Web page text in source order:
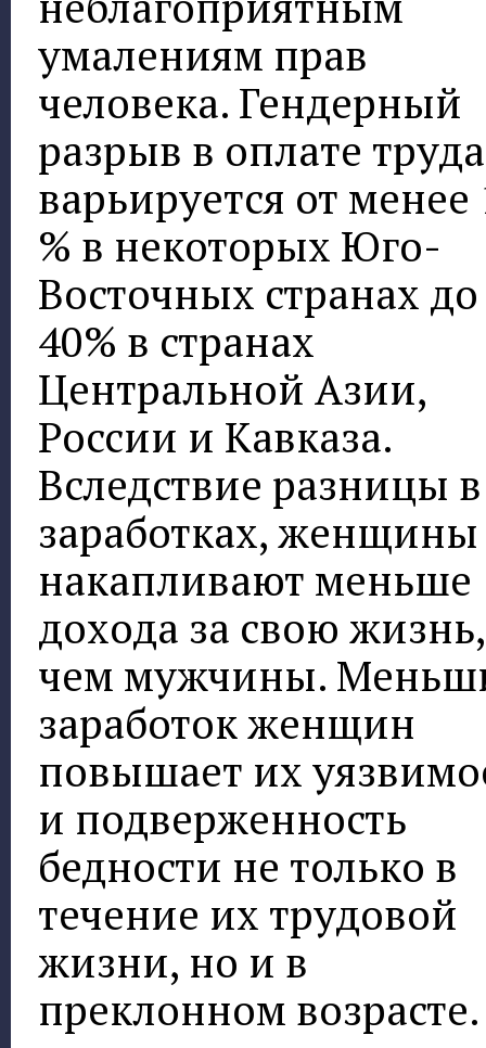
умалениям прав
человека. Гендерный
разрыв в оплате труда
варьируется от менее
% в некоторых Юго-
Восточных странах до
40% в странах
Центральной Азии,
России и Кавказа.
Вследствие разницы в
заработках, женщины
накапливают меньше
дохода за свою жизнь,
чем мужчины.
заработок женщин
повышает их
и подверженность
бедности не только в
течение их трудовой
жизни, но и в
преклонном